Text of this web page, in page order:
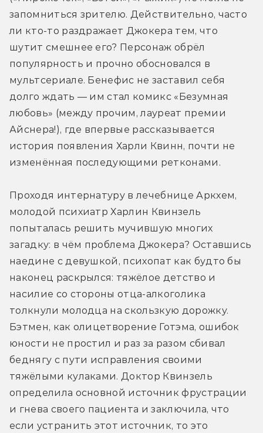
запомниться зрителю. Действительно, часто
ли кто-то раздражает Джокера тем, что
шутит смешнее его? Персонаж обрёл
популярность и прочно обосновался в
мультсериале. Бенефис не заставил себя
долго ждать — им стал комикс «Безумная
любовь» (между прочим, лауреат премии
Айснера!), где впервые рассказывается
история появления Харли Квинн, почти не
изменённая последующими ретконами.
Проходя интернатуру в лечебнице Аркхем,
молодой психиатр Харлин Квинзель
попыталась решить мучившую многих
загадку: в чём проблема Джокера? Оставшись
наедине с девушкой, психопат как будто бы
наконец раскрылся: тяжёлое детство и
насилие со стороны отца-алкоголика
толкнули молодца на скользкую дорожку.
Бэтмен, как олицетворение Готэма, ошибок
юности не простил и раз за разом сбивал
беднягу с пути исправления своими
тяжёлыми кулаками. Доктор Квинзель
определила основной источник фрустрации
и гнева своего пациента и заключила, что
если устранить этот источник, то это